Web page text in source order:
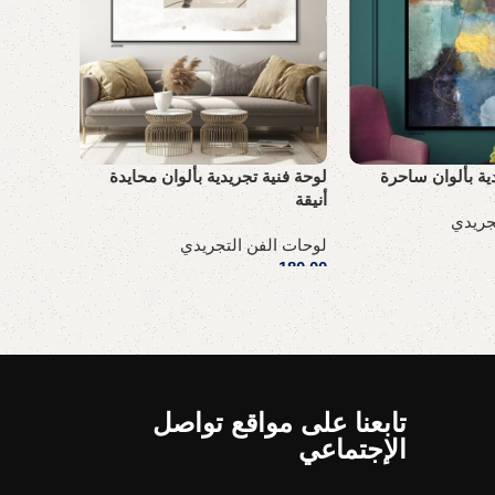
بألوان ساحرة
لوحة فنية تجريدية بألوان محايدة
أنيقة
لوحات الفن التجريدي
180,00 ر.س
إضافة إلى السلة
لوحة
لوحات
180,00
إضافة
تابعنا على مواقع تواصل
الإجتماعي